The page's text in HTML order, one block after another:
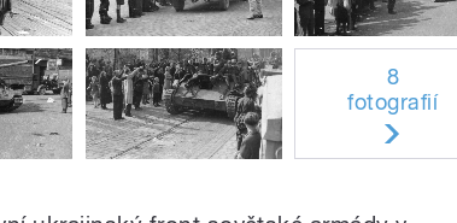
8
fotografií